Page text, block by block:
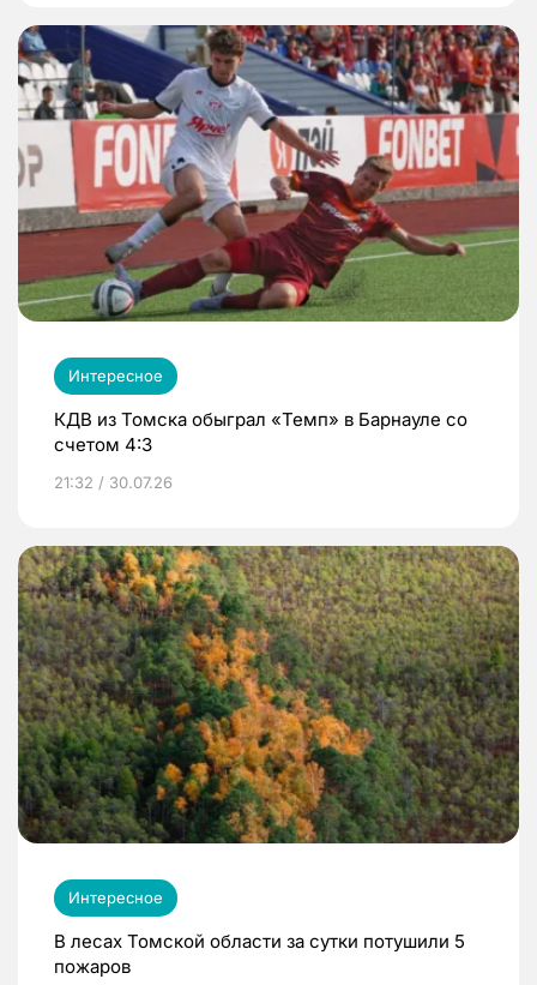
Интересное
КДВ из Томска обыграл «Темп» в Барнауле со
счетом 4:3
21:32 / 30.07.26
Интересное
В лесах Томской области за сутки потушили 5
пожаров